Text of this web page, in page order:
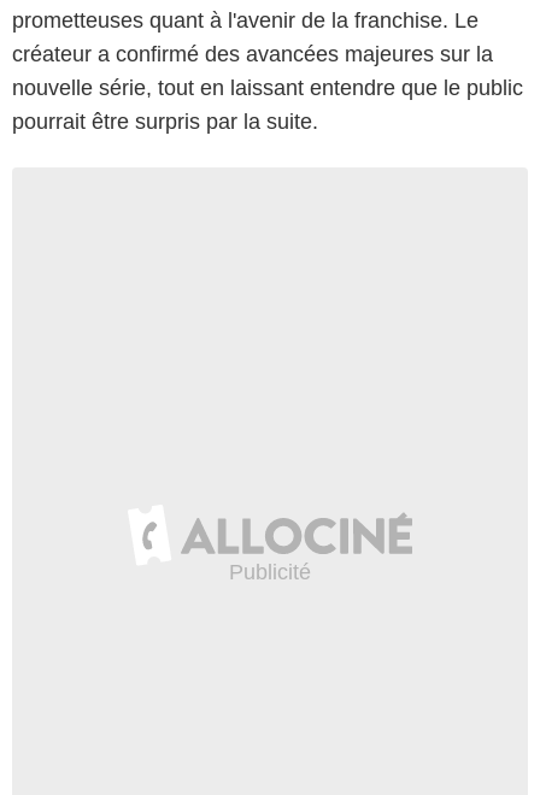
prometteuses quant à l'avenir de la franchise. Le
créateur a confirmé des avancées majeures sur la
nouvelle série, tout en laissant entendre que le public
pourrait être surpris par la suite.